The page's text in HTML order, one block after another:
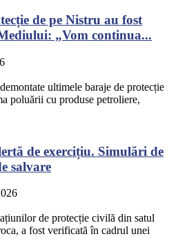
de pe Nistru au fost
„Vom continua...
ultimele baraje de protecție
poluării cu produse petroliere,
de exercițiu. Simulări de
salvare
de protecție civilă din satul
a fost verificată în cadrul unei